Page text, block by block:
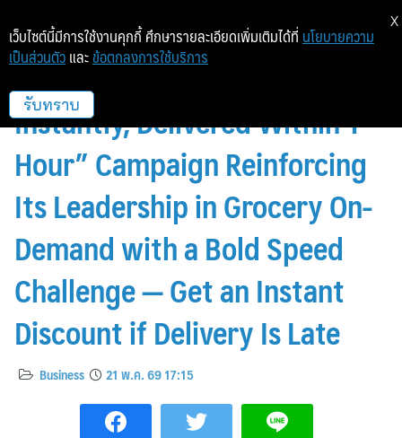
Lotus’s App Launches “Order
Instantly, Delivered Within 1
Hour” Campaign Reinforcing
Its Leadership in Grocery On-
Demand with a Bold Speed
Challenge — Get an Instant
Discount if Delivery Is Late
Business 21 พ.ค. 69 17:15
เว็บไซต์นี้มีการใช้งานคุกกี้ ศึกษารายละเอียดเพิ่มเติมได้ที่ นโยบายความ
เป็นส่วนตัว และ ข้อตกลงการใช้บริการ
รับทราบ
X